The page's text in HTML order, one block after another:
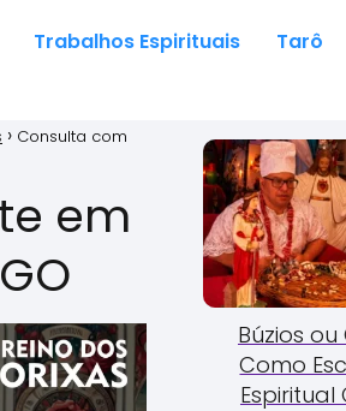
Trabalhos Espirituais Tarô
Consulta com
em
Búzios
Como